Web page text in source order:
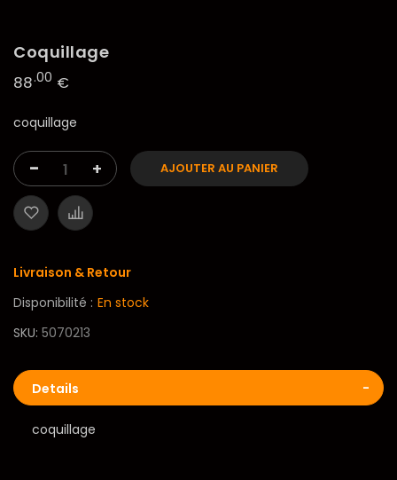
Coquillage
88.00 €
coquillage
- + AJOUTER AU PANIER
Livraison & Retour
Disponibilité : En stock
SKU 5070213
Details
coquillage